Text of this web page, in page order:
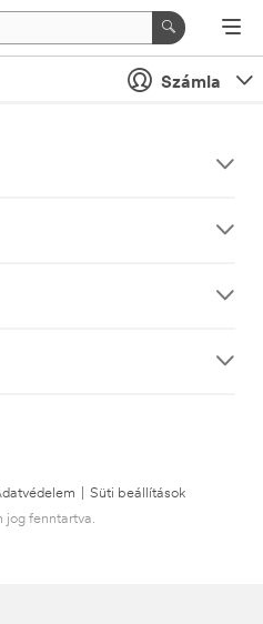
Számla
Süti beállítások
fenntartva.